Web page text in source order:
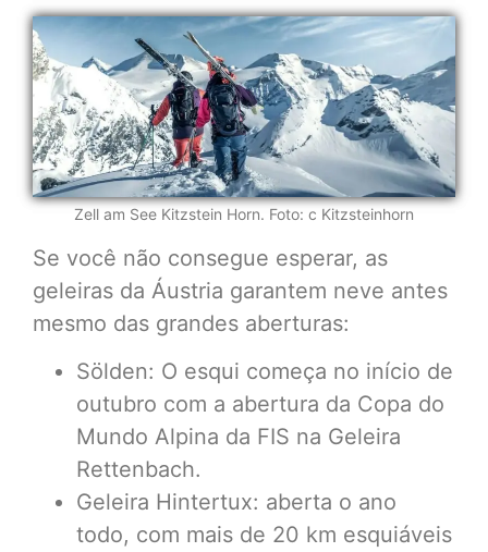
Zell am See Kitzstein Horn. Foto: c Kitzsteinhorn
Se você não consegue esperar, as
geleiras da Áustria garantem neve antes
mesmo das grandes aberturas:
Sölden: O esqui começa no início de
outubro com a abertura da Copa do
Mundo Alpina da FIS na Geleira
Rettenbach.
Geleira Hintertux: aberta o ano
todo, com mais de 20 km esquiáveis